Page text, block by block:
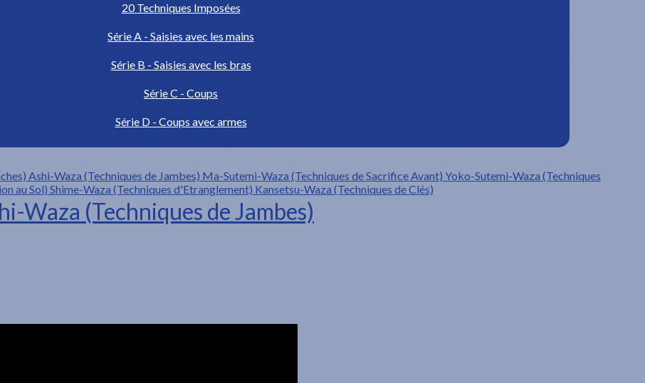
20 Techniques Imposées
Série A - Saisies avec les mains
Série B - Saisies avec les bras
Série C - Coups
Série D - Coups avec armes
Ashi-Waza (Techniques de Jambes) Ma-Sutemi-Waza (Techniques de Sacrifice Avant) Yoko-Sutemi-Waza (Techniques
au Sol) Shime-Waza (Techniques d'Etranglement) Kansetsu-Waza (Techniques de Clés)
Waza (Techniques de Jambes)